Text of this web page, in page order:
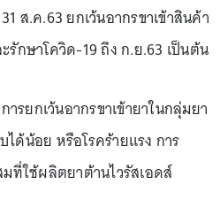
ส.ค.63 ยกเว้นอากรขาเข้าสินค้า
รักษาโควิด-19 ถึง ก.ย.63 เป็นต้น
ารยกเว้นอากรขาเข้ายาในกลุ่มยา
ด้น้อย หรือโรคร้ายแรง การ
ที่ใช้ผลิตยาต้านไวรัสเอดส์